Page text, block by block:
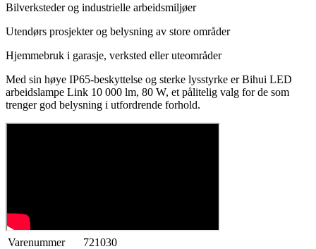
Bilverksteder og industrielle arbeidsmiljøer
Utendørs prosjekter og belysning av store områder
Hjemmebruk i garasje, verksted eller uteområder
Med sin høye IP65-beskyttelse og sterke lysstyrke er Bihui LED
arbeidslampe Link 10 000 lm, 80 W, et pålitelig valg for de som
trenger god belysning i utfordrende forhold.
Varenummer
721030